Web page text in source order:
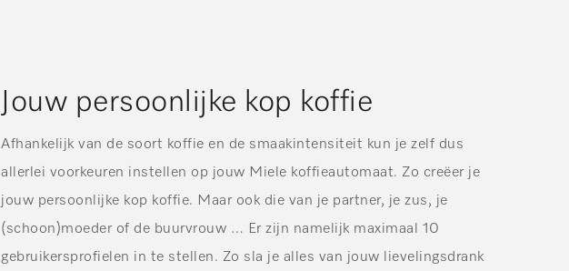
Jouw persoonlijke kop koffie
Afhankelijk van de soort koffie en de smaakintensiteit kun je zelf dus
allerlei voorkeuren instellen op jouw Miele koffieautomaat. Zo creëer je
jouw persoonlijke kop koffie. Maar ook die van je partner, je zus, je
(schoon)moeder of de buurvrouw … Er zijn namelijk maximaal 10
gebruikersprofielen in te stellen. Zo sla je alles van jouw lievelingsdrank